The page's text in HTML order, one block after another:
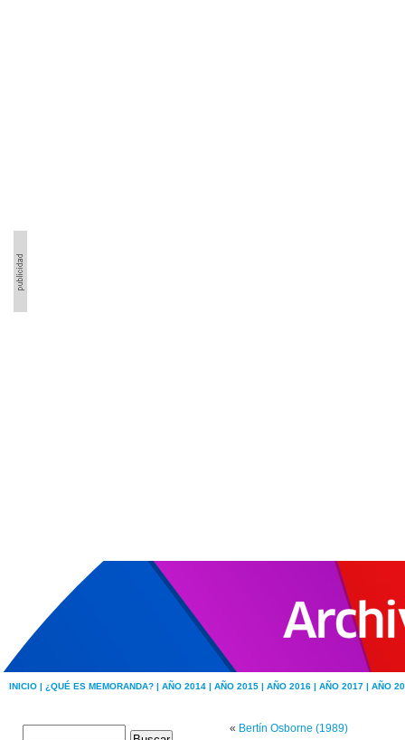
INICIO | ¿QUÉ ES MEMORANDA? | AÑO 2014 | AÑO 2015 | AÑO 2016 | AÑO 2017 | AÑO
« Bertín Osborne (1989)